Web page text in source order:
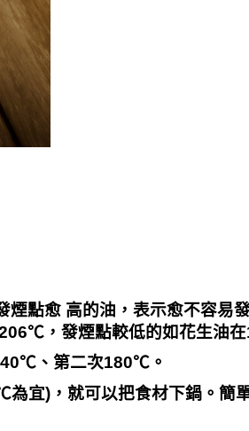
點愈 高的油，表示愈不容易
，發煙點較低的如花生油在
、第二次180℃ 。
為宜) ，就可以把食材下鍋。簡